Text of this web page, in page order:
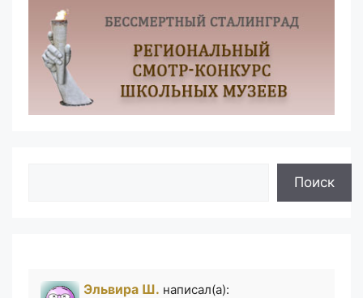
Поиск
Эльвира Ш. написал(а):